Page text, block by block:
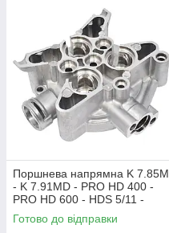
Поршнева напрямна K 7.85M
- K 7.91MD - PRO HD 400 -
PRO HD 600 - HDS 5/11 -
HDS 5/13 Karcher 5.060-094.3
Готово до відправки